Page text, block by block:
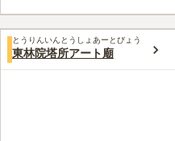
口コミ評価
この霊園はまだ誰からも評価されて
とうりんいんとうしょあーとびょう
東林院塔所アート廟